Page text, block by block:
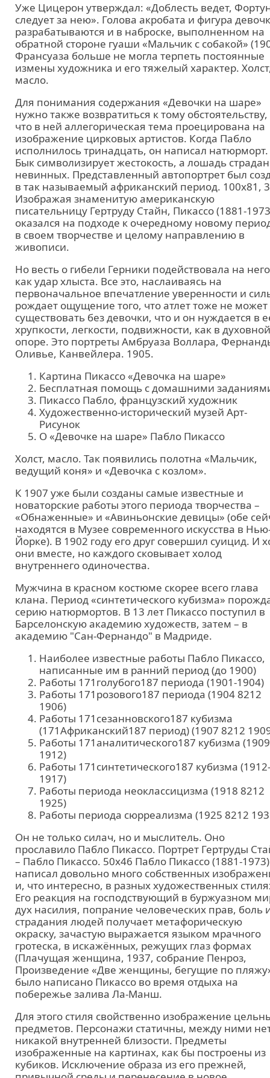
Уже Цицерон утверждал: «Доблесть ведет,
следует за нею». Голова акробата и фигура
разрабатываются и в наброске, выполненном на
обратной стороне гуаши «Мальчик с собакой»
Франсуаза больше не могла терпеть постоянные
измены художника и его тяжелый характер.
масло.
Для понимания содержания «Девочки на шаре»
нужно также возвратиться к тому обстоятельству,
что в ней аллегорическая тема проецирована на
изображение цирковых артистов. Когда Пабло
исполнилось тринадцать, он написал натюрморт.
Бык символизирует жестокость, а лошадь
невинных. Представленный автопортрет был
в так называемый африканский период. 100x81, 3
Изображая знаменитую американскую
писательницу Гертруду Стайн, Пикассо (1881-
оказался на подходе к очередному новому
в своем творчестве и целому направлению в
живописи.
Но весть о гибели Герники подействовала на
как удар хлыста. Все это, наслаиваясь на
первоначальное впечатление уверенности и
рождает ощущение того, что атлет тоже не может
существовать без девочки, что и он нуждается в
хрупкости, легкости, подвижности, как в духовной
опоре. Это портреты Амбруаза Воллара,
Оливье, Канвейлера. 1905.
Картина Пикассо «Девочка на шаре»
Бесплатная помощь с домашними
Пикассо Пабло, французский художник
Художественно-исторический музей Арт-
Рисунок
О «Девочке на шаре» Пабло Пикассо
Холст, масло. Так появились полотна «Мальчик,
ведущий коня» и «Девочка с козлом».
К 1907 уже были созданы самые известные и
новаторские работы этого периода творчества –
«Обнаженные» и «Авиньонские девицы» (обе
находятся в Музее современного искусства в
Йорке). В 1902 году его друг совершил суицид. И
они вместе, но каждого сковывает холод
внутреннего одиночества.
Мужчина в красном костюме скорее всего глава
клана. Период «синтетического кубизма»
серию натюрмортов. В 13 лет Пикассо поступил в
Барселонскую академию художеств, затем – в
академию "Сан-Фернандо" в Мадриде.
Наиболее известные работы Пабло Пикассо,
написанные им в ранний период (до 1900)
Работы 171голубого187 периода (1901-1904)
Работы 171розового187 периода (1904 8212
1906)
Работы 171сезанновского187 кубизма
(171Африканский187 период) (1907 8212
Работы 171аналитического187 кубизма
1912)
Работы 171синтетического187 кубизма (1912-
1917)
Работы периода неоклассицизма (1918 8212
1925)
Работы периода сюрреализма (1925 8212
Он не только силач, но и мыслитель. Оно
прославило Пабло Пикассо. Портрет Гертруды
– Пабло Пикассо. 50х46 Пабло Пикассо (1881-1973)
написал довольно много собственных
и, что интересно, в разных художественных
Его реакция на господствующий в буржуазном
дух насилия, попрание человеческих прав, боль
страдания людей получает метафорическую
окраску, зачастую выражается языком мрачного
гротеска, в искажённых, режущих глаз формах
(Плачущая женщина, 1937, собрание Пенроз,
Произведение «Две женщины, бегущие по
было написано Пикассо во время отдыха на
побережье залива Ла-Манш.
Для этого стиля свойственно изображение
предметов. Персонажи статичны, между ними
никакой внутренней близости. Предметы
изображенные на картинах, как бы построены из
кубиков. Исключение образа из его прежней,